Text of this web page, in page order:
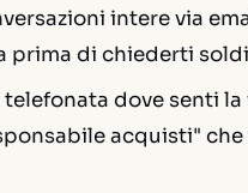
intere via
prima di chiederti
telefonata dove senti
acquisti"